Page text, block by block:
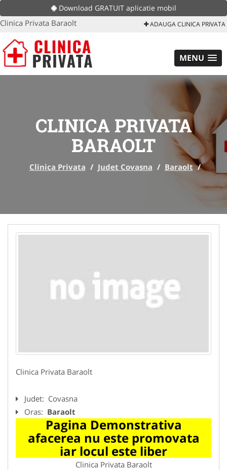
Download GRATUIT aplicatie mobil
Clinica Privata Baraolt ADAUGA CLINICA PRIVATA
MENU
CLINICA PRIVATA
BARAOLT
Clinica Privata / Judet Covasna / Baraolt /
Clinica Privata Baraolt
Judet: Covasna
Oras: Baraolt
Pagina Demonstrativa
afacerea nu este promovata
iar locul este liber
Clinica Privata Baraolt